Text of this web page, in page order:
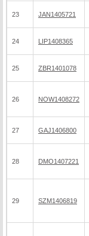
23 JAN1405721
24 LIP1408365
25 ZBR1401078
26 NOW1408272
27 GAJ1406800
28 DMO1407221
29 SZM1406819